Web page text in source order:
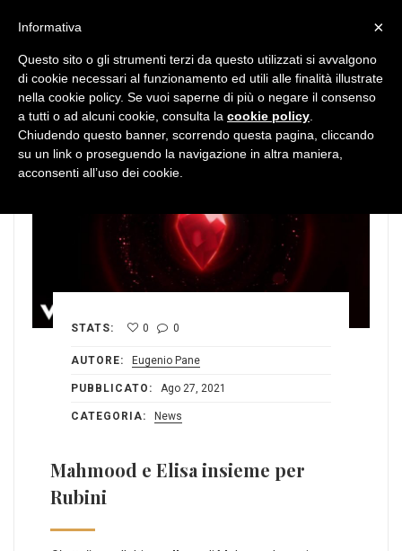
STATS: 0 0
AUTORE: Eugenio Pane
PUBBLICATO: Ago 27, 2021
CATEGORIA: News
Mahmood e Elisa insieme per
Rubini
×
Informativa
Questo sito o gli strumenti terzi da questo utilizzati si avvalgono
di cookie necessari al funzionamento ed utili alle finalità illustrate
nella cookie policy. Se vuoi saperne di più o negare il consenso
a tutti o ad alcuni cookie, consulta la cookie policy
Chiudendo questo banner, scorrendo questa pagina, cliccando
su un link o proseguendo la navigazione in altra maniera,
acconsenti all’uso dei cookie.